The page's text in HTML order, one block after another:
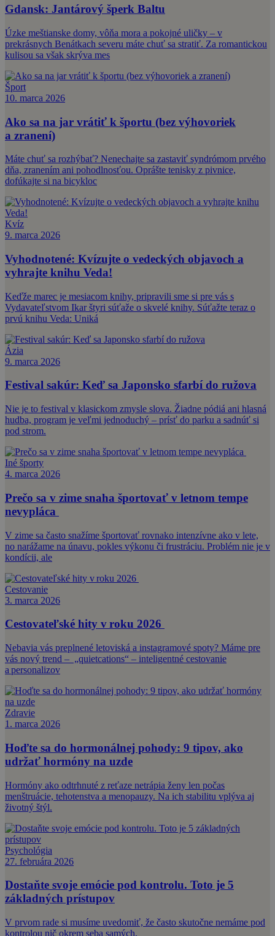
Gdansk: Jantárový šperk Baltu
Úzke meštianske domy, vôňa mora a pokojné uličky – v
prekrásnych Benátkach severu máte chuť sa stratiť. Za romantickou
kulisou sa však skrýva mes
Šport
10. marca 2026
Ako sa na jar vrátiť k športu (bez výhovoriek
a zranení)
Máte chuť sa rozhýbať? Nenechajte sa zastaviť syndrómom prvého
dňa, zranením ani pohodlnosťou. Oprášte tenisky z pivnice,
dofúkajte si na bicykloc
Kvíz
9. marca 2026
Vyhodnotené: Kvízujte o vedeckých objavoch a
vyhrajte knihu Veda!
Keďže marec je mesiacom knihy, pripravili sme si pre vás s
Vydavateľstvom Ikar štyri súťaže o skvelé knihy. Súťažte teraz o
prvú knihu Veda: Uniká
Ázia
9. marca 2026
Festival sakúr: Keď sa Japonsko sfarbí do ružova
Nie je to festival v klasickom zmysle slova. Žiadne pódiá ani hlasná
hudba, program je veľmi jednoduchý – prísť do parku a sadnúť si
pod strom.
Iné športy
4. marca 2026
Prečo sa v zime snaha športovať v letnom tempe
nevypláca
V zime sa často snažíme športovať rovnako intenzívne ako v lete,
no narážame na únavu, pokles výkonu či frustráciu. Problém nie je v
kondícii, ale
Cestovanie
3. marca 2026
Cestovateľské hity v roku 2026
Nebavia vás preplnené letoviská a instagramové spoty? Máme pre
vás nový trend – „quietcations“ – inteligentné cestovanie
a personalizov
Zdravie
1. marca 2026
Hoďte sa do hormonálnej pohody: 9 tipov, ako
udržať hormóny na uzde
Hormóny ako odtrhnuté z reťaze netrápia ženy len počas
menštruácie, tehotenstva a menopauzy. Na ich stabilitu vplýva aj
životný štýl.
Psychológia
27. februára 2026
Dostaňte svoje emócie pod kontrolu. Toto je 5
základných prístupov
V prvom rade si musíme uvedomiť, že často skutočne nemáme pod
kontrolou nič okrem seba samých.